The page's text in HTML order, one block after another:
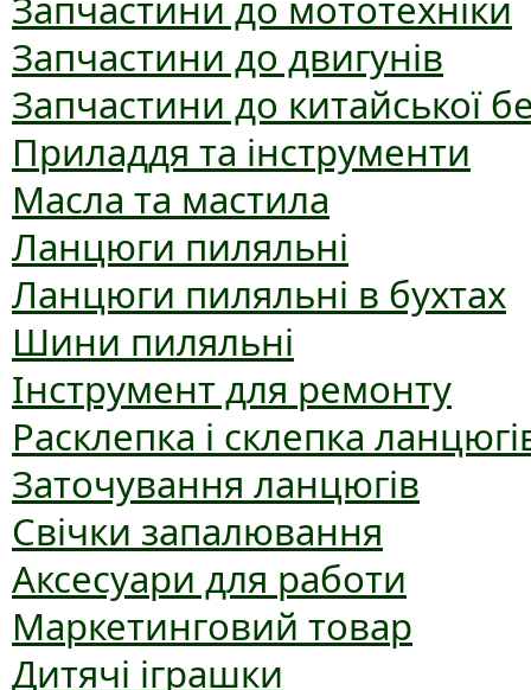
Запчастини до двигунів
Запчастини до китайської
Приладдя та інструменти
Масла та мастила
Ланцюги пиляльні
Ланцюги пиляльні в бухтах
Шини пиляльні
Інструмент для ремонту
Расклепка і склепка
Заточування ланцюгів
Свічки запалювання
Аксесуари для работи
Маркетинговий товар
Дитячі іграшки